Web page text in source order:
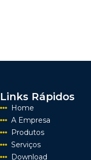
Links Rápidos
Home
A Empresa
Produtos
Serviços
Download